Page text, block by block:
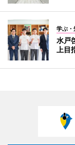
学ぶ・
水戸
上